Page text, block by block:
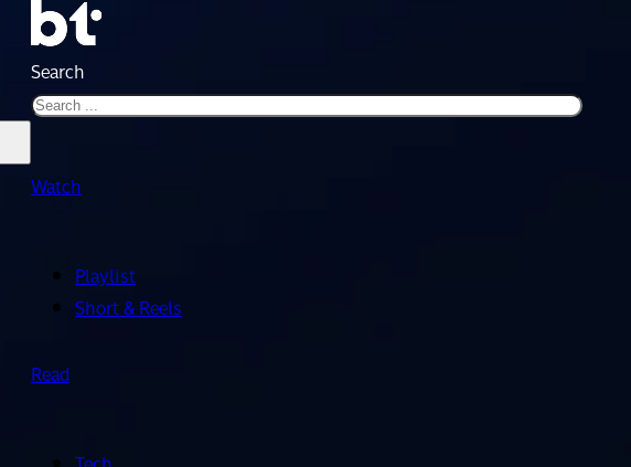
Search
Watch
Playlist
Short & Reels
Read